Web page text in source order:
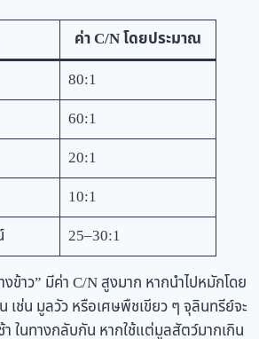
ค่า C/N โดยประมาณ
80:1
60:1
20:1
10:1
25–30:1
งข้าว” มีค่า C/N สูงมาก หากนำไปหมักโดย
เช่น มูลวัว หรือเศษพืชเขียว ๆ จุลินทรีย์จะ
า ในทางกลับกัน หากใช้แต่มูลสัตว์มากเกิน